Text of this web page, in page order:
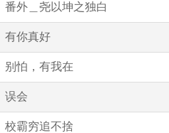
番外＿尧以坤之独白
有你真好
别怕，有我在
误会
校霸穷追不捨